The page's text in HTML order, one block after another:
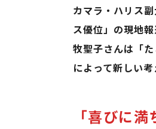
カマラ・ハリス
ス優位」の現地
牧聖子さんは「
によって新しい
「喜びに